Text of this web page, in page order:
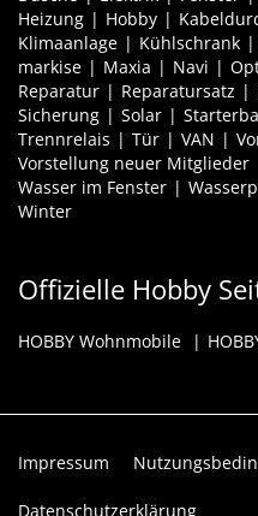
Heizung
Hobby
Klimaanlage
Kühlschrank
markise
Maxia Navi
Reparatur
Reparatursatz
Sicherung
Solar
Trennrelais
Tür VAN
Vorstellung neuer Mitglieder
Wasser im Fenster
Winter
Offizielle Hobby
HOBBY Wohnmobile
Impressum
Datenschutzerklärung